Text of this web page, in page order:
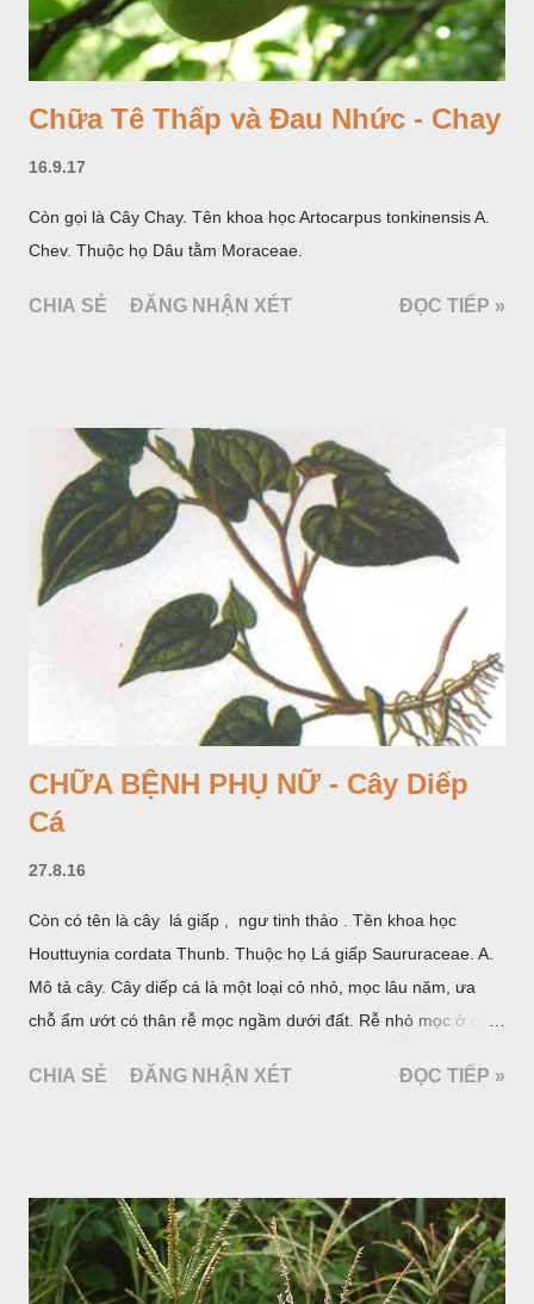
Chữa Tê Thấp và Đau Nhức - Chay
16.9.17
Còn gọi là Cây Chay. Tên khoa học Artocarpus tonkinensis A.
Chev. Thuộc họ Dâu tằm Moraceae.
CHIA SẺ ĐĂNG NHẬN XÉT ĐỌC TIẾP »
CHỮA BỆNH PHỤ NỮ - Cây Diếp
Cá
27.8.16
Còn có tên là cây lá giấp , ngư tinh thảo . Tên khoa học
Houttuynia cordata Thunb. Thuộc họ Lá giấp Saururaceae. A.
Mô tả cây. Cây diếp cá là một loại cỏ nhỏ, mọc lâu năm, ưa
chỗ ẩm ướt có thân rễ mọc ngầm dưới đất. Rễ nhỏ mọc ở các
cách, hình tim, đầu lá, hơi nhọn hay nhọn hẳn. Hoa nhỏ màu
cá. Hoa nở về mùa hạ vào các tháng 5-8. (Hình dưới).
CHIA SẺ ĐĂNG NHẬN XÉT ĐỌC TIẾP »